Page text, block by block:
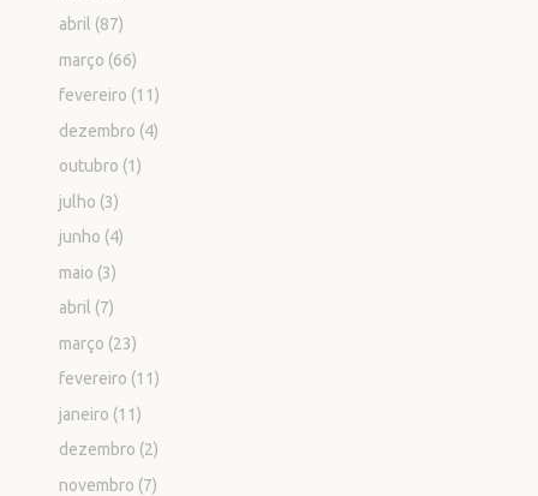
abril (87)
março (66)
fevereiro (11)
dezembro (4)
outubro (1)
julho (3)
junho (4)
maio (3)
abril (7)
março (23)
fevereiro (11)
janeiro (11)
dezembro (2)
novembro (7)